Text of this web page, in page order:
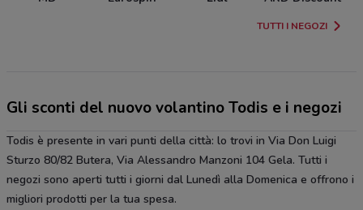
TUTTI I NEGOZI
Gli sconti del nuovo volantino Todis e i negozi
Todis è presente in vari punti della città: lo trovi in Via Don Luigi
Sturzo 80/82 Butera, Via Alessandro Manzoni 104 Gela. Tutti i
negozi sono aperti tutti i giorni dal Lunedì alla Domenica e offrono i
migliori prodotti per la tua spesa.